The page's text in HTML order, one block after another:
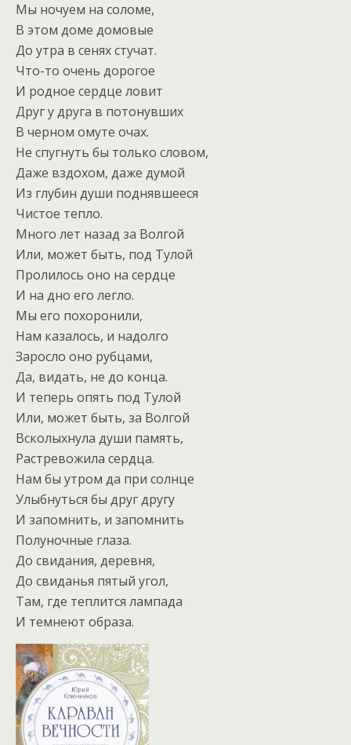
Мы ночуем на соломе,
В этом доме домовые
До утра в сенях стучат.
Что-то очень дорогое
И родное сердце ловит
Друг у друга в потонувших
В черном омуте очах.
Не спугнуть бы только словом,
Даже вздохом, даже думой
Из глубин души поднявшееся
Чистое тепло.
Много лет назад за Волгой
Или, может быть, под Тулой
Пролилось оно на сердце
И на дно его легло.
Мы его похоронили,
Нам казалось, и надолго
Заросло оно рубцами,
Да, видать, не до конца.
И теперь опять под Тулой
Или, может быть, за Волгой
Всколыхнула души память,
Растревожила сердца.
Нам бы утром да при солнце
Улыбнуться бы друг другу
И запомнить, и запомнить
Полуночные глаза.
До свидания, деревня,
До свиданья пятый угол,
Там, где теплится лампада
И темнеют образа.